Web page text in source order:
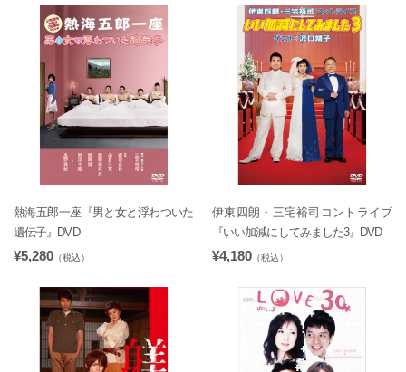
熱海五郎一座『男と女と浮わついた
遺伝子』DVD
¥5,280 （税込）
伊東四朗・三宅裕司コントライブ
『いい加減にしてみました3』DVD
¥4,180 （税込）